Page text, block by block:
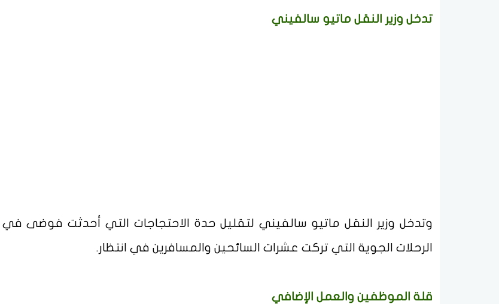
تدخل وزير النقل ماتيو سالفيني
وتدخل وزير النقل ماتيو سالفيني لتقليل حدة الاحتجاجات التي أحدثت فوضى في
الرحلات الجوية التي تركت عشرات السائحين والمسافرين في انتظار.
قلة الموظفين والعمل الإضافي